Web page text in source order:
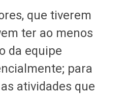
que tiverem
ter ao menos
da equipe
para
atividades que